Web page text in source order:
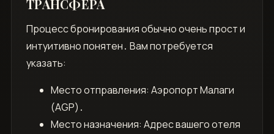
ТРАНСФЕРА
Процесс бронирования обычно очень прост и
интуитивно понятен․ Вам потребуется
указать:
Место отправления: Аэропорт Малаги
(AGP)․
Место назначения: Адрес вашего отеля